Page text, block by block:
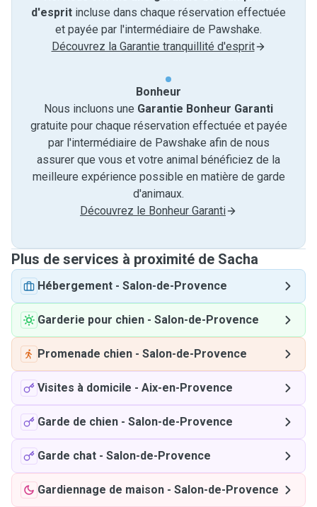
d'esprit incluse dans chaque réservation effectuée
et payée par l'intermédiaire de Pawshake.
Découvrez la Garantie tranquillité d'esprit
Bonheur
Nous incluons une Garantie Bonheur Garanti
gratuite pour chaque réservation effectuée et payée
par l'intermédiaire de Pawshake afin de nous
assurer que vous et votre animal bénéficiez de la
meilleure expérience possible en matière de garde
d'animaux.
Découvrez le Bonheur Garanti
Plus de services à proximité de Sacha
Hébergement - Salon-de-Provence
Garderie pour chien - Salon-de-Provence
Promenade chien - Salon-de-Provence
Visites à domicile - Aix-en-Provence
Garde de chien - Salon-de-Provence
Garde chat - Salon-de-Provence
Gardiennage de maison - Salon-de-Provence